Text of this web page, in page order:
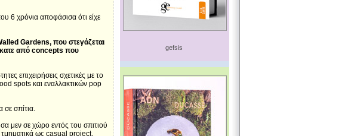
6 χρόνια αποφάσισα ότι είχε
Gardens, που στεγάζεται
από concepts που
επιχειρήσεις σχετικές με το
spots και εναλλακτικών pop
σε σπίτια.
μεν σε χώρο εντός του σπιτιού
τμηματικά ως casual project.
gefsis